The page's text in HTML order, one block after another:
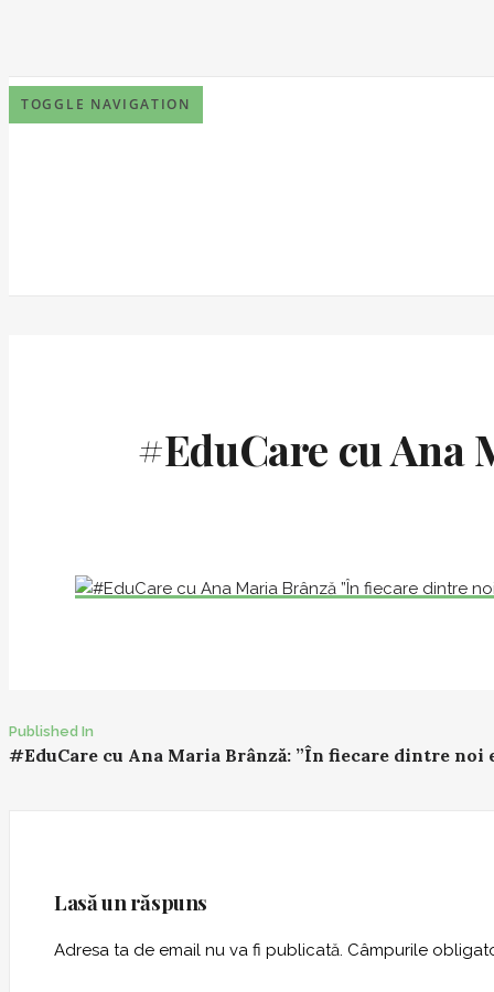
TOGGLE NAVIGATION
#EduCare cu Ana
P
Published In
#EduCare cu Ana Maria Brânză: ”În fiecare dintre noi
Lasă un răspuns
Adresa ta de email nu va fi publicată. Câmpurile